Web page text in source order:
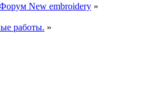
New embroidery »
работы. »